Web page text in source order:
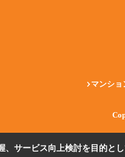
マンショ
サービス向上検討を目的と